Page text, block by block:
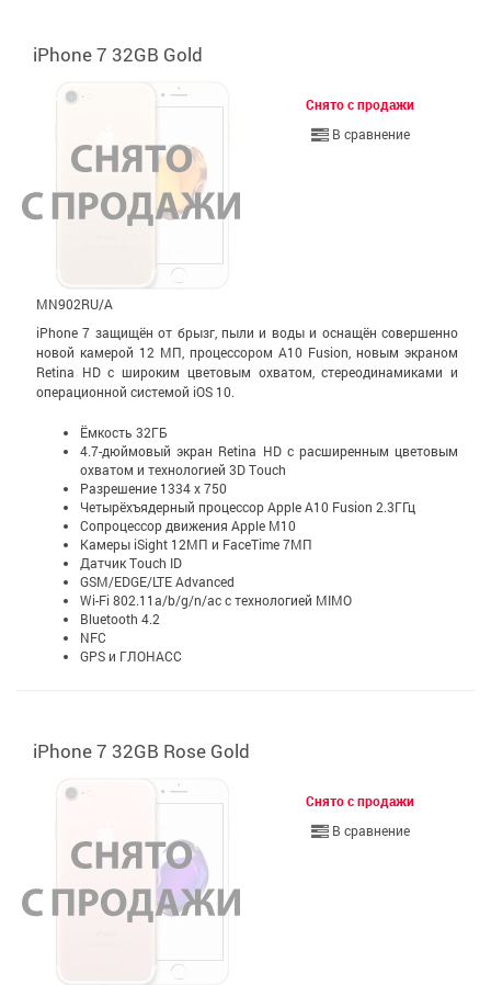
iPhone 7 32GB Gold
Снято с продажи
В сравнение
MN902RU/A
iPhone 7 защищён от брызг, пыли и воды и оснащён совершенно
новой камерой 12 МП, процессором A10 Fusion, новым экраном
Retina HD с широким цветовым охватом, стерео­динамиками и
операционной системой iOS 10.
Ёмкость 32ГБ
4.7-дюймовый экран Retina HD c расширенным цветовым
охватом и технологией 3D Touch
Разрешение 1334 x 750
Четырёхъядерный процессор Apple A10 Fusion 2.3ГГц
Сопроцессор движения Apple M10
Камеры iSight 12МП и FaceTime 7МП
Датчик Touch ID
GSM/EDGE/LTE Advanced
Wi-Fi 802.11a/b/g/n/ac с технологией MIMO
Bluetooth 4.2
NFC
GPS и ГЛОНАСС
iPhone 7 32GB Rose Gold
Снято с продажи
В сравнение